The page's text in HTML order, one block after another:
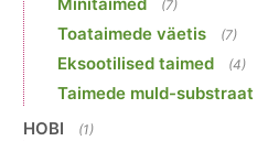
(7)
Toataimede väetis (7)
Eksootilised taimed (4)
Taimede muld-substraat
HOBI (1)